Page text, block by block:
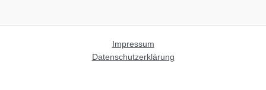
Impressum
Datenschutzerklärung